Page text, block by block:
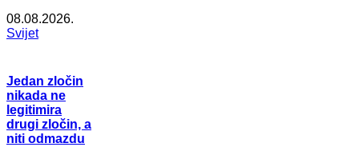
08.08.2026.
Svijet
Jedan zločin
nikada ne
legitimira
drugi zločin, a
niti odmazdu